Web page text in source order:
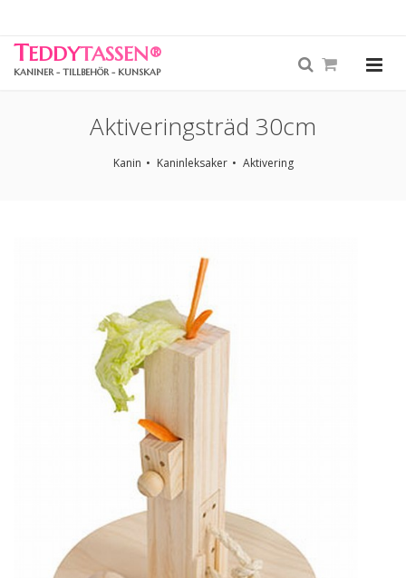
TEDDYTASSEN®
KANINER - TILLBEHÖR - KUNSKAP
Aktiveringsträd 30cm
Kanin Kaninleksaker Aktivering